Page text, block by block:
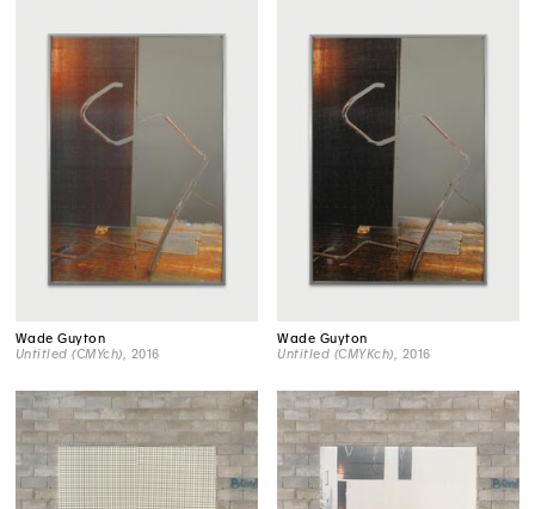
Wade Guyton
Untitled (CMYch) , 2016
Wade Guyton
Untitled (CMYKch) , 2016